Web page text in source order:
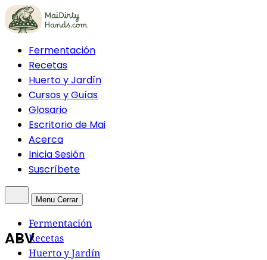
Fermentación
Recetas
Huerto y Jardín
Cursos y Guías
Glosario
Escritorio de Mai
Acerca
Inicia Sesión
Suscríbete
Menu Cerrar
Fermentación
Recetas
Huerto y Jardín
ABV